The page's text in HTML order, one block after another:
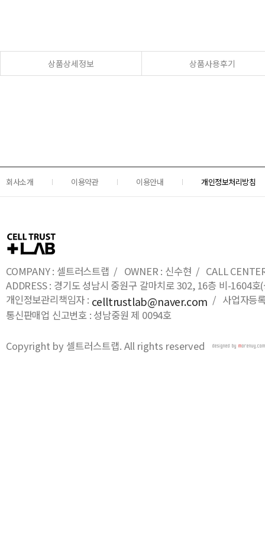
상품상세정보 상품사용후기
회사소개 이용약관 이용안내 개인정보처리방침
COMPANY : 셀트러스트랩 / OWNER : 신수현 / CALL
ADDRESS : 경기도 성남시 중원구 갈마치로 302, 16층 비-1604
개인정보관리책임자 : celltrustlab@naver.com / 사업자등
통신판매업 신고번호 : 성남중원 제 0094호
Copyright by 셀트러스트랩. All rights reserved